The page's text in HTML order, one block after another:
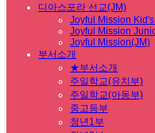
디아스포라 선교(JM)
Joyful Mission
Joyful Mission
Joyful Mission(JM)
부서소개
★부서소개
주일학교(유치부)
주일학교(아동부)
중고등부
청년1부